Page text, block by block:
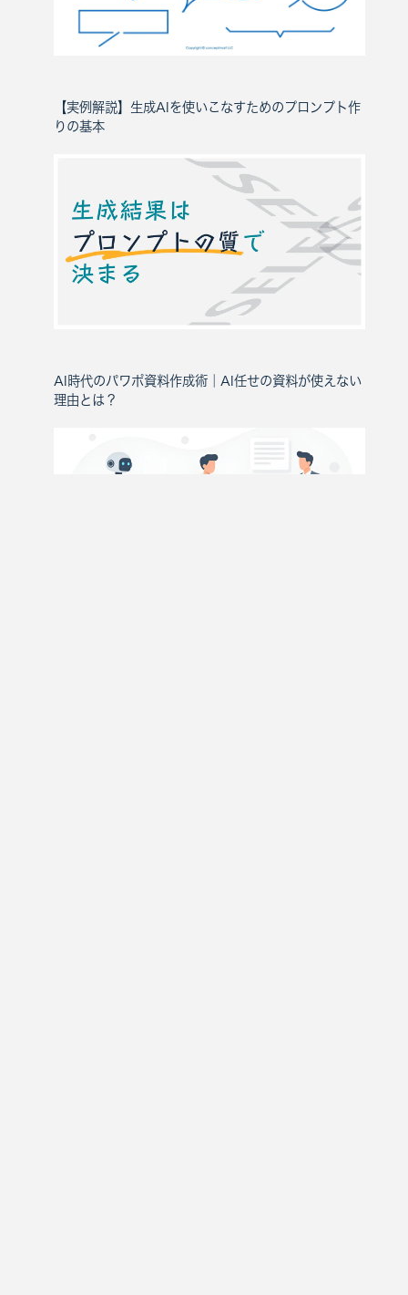
【実例解説】生成AIを使いこなすためのプロンプト作
りの基本
AI時代のパワポ資料作成術｜AI任せの資料が使えない
理由とは？